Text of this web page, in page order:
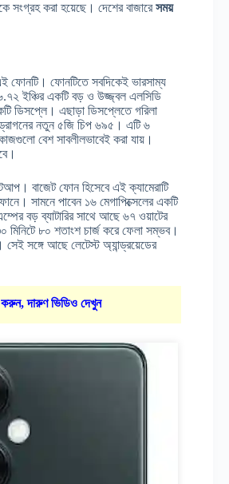
সংগ্রহ করা হয়েছে। দেশের বাজারেসময়
ফোনটি। ফোনটিতে সবদিকেই ভারসাম্য
ইঞ্চির একটি বড় ও উজ্জ্বল এলসিডি
ডিসপ্লে। এছাড়া ডিসপ্লেতে গরিলা
নতুন ৫জি চিপ ৬৯৫। এটি ৬
বেশ সাবলীলভাবেই করা যায়।
বাজেট ফোন হিসেবে এই ক্যামেরাটি
সামনে পাবেন ১৬ মেগাপিক্সেলের একটি
বড় ব্যাটারির সাথে আছে ৬৭ ওয়াটের
মিনিটে ৮০ শতাংশ চার্জ করে ফেলা সম্ভব।
সঙ্গে আছে লেটেস্ট অ্যান্ড্রয়েডের
করুন, দারুণ ভিডিও দেখুন